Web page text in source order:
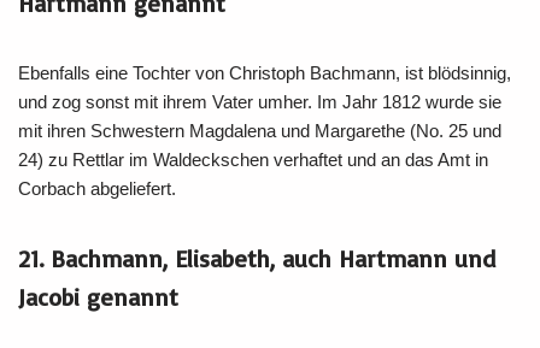
Ebenfalls eine Tochter von Christoph Bachmann, ist blödsinnig,
und zog sonst mit ihrem Vater umher. Im Jahr 1812 wurde sie
mit ihren Schwestern Magdalena und Margarethe (No. 25 und
24) zu Rettlar im Waldeckschen verhaftet und an das Amt in
Corbach abgeliefert.
21. Bachmann, Elisabeth, auch Hartmann und
Jacobi genannt